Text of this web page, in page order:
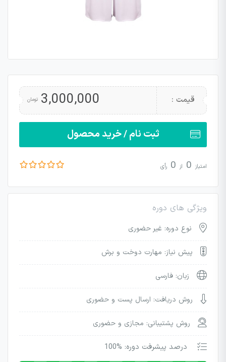
قیمت : 3,000,000 تومان
ثبت نام / خرید محصول
امتیاز 0 از 0 رأی
ویژگی های دوره
نوع دوره: غیر حضوری
پیش نیاز: مهارت دوخت و برش
زبان: فارسی
روش دریافت: ارسال پست و حضوری
روش پشتیبانی: مجازی و حضوری
درصد پیشرفت دوره: %100